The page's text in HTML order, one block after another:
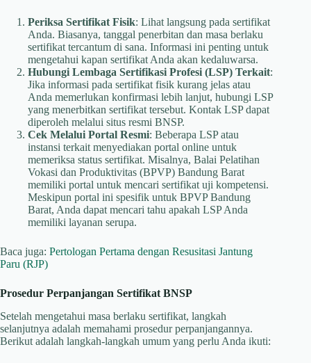
Periksa Sertifikat Fisik: Lihat langsung pada sertifikat
Anda. Biasanya, tanggal penerbitan dan masa berlaku
sertifikat tercantum di sana. Informasi ini penting untuk
mengetahui kapan sertifikat Anda akan kedaluwarsa.​
Hubungi Lembaga Sertifikasi Profesi (LSP) Terkait:
Jika informasi pada sertifikat fisik kurang jelas atau
Anda memerlukan konfirmasi lebih lanjut, hubungi LSP
yang menerbitkan sertifikat tersebut. Kontak LSP dapat
diperoleh melalui situs resmi BNSP.
Cek Melalui Portal Resmi: Beberapa LSP atau
instansi terkait menyediakan portal online untuk
memeriksa status sertifikat. Misalnya, Balai Pelatihan
Vokasi dan Produktivitas (BPVP) Bandung Barat
memiliki portal untuk mencari sertifikat uji kompetensi.
Meskipun portal ini spesifik untuk BPVP Bandung
Barat, Anda dapat mencari tahu apakah LSP Anda
memiliki layanan serupa.​
Baca juga: Pertologan Pertama dengan Resusitasi Jantung
Paru (RJP)
Prosedur Perpanjangan Sertifikat BNSP
Setelah mengetahui masa berlaku sertifikat, langkah
selanjutnya adalah memahami prosedur perpanjangannya.
Berikut adalah langkah-langkah umum yang perlu Anda ikuti:​